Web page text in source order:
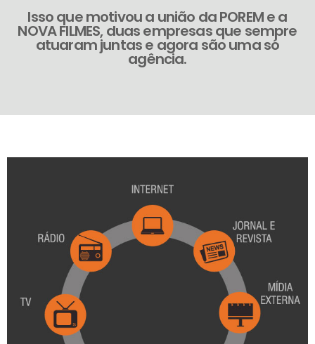
Isso que motivou a união da POREM e a
NOVA FILMES, duas empresas que sempre
atuaram juntas e agora são uma só
agência.